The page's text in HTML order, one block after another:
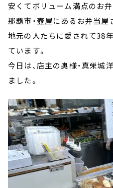
安くてボリューム満点のお
那覇市・壺屋にあるお弁当屋
地元の人たちに愛されて38
ています。
今日は、店主の奥様・真栄城
ました。